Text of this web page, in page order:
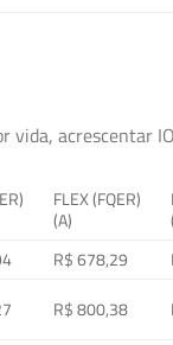
vida, acrescentar
FLEX (FQER)
(A)
R$ 678,29
R$ 800,38